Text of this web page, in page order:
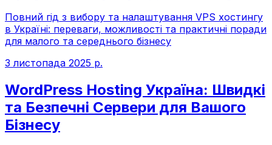
Повний гід з вибору та налаштування VPS хостингу
в Україні: переваги, можливості та практичні поради
для малого та середнього бізнесу
3 листопада 2025 р.
WordPress Hosting Україна: Швидкі
та Безпечні Сервери для Вашого
Бізнесу